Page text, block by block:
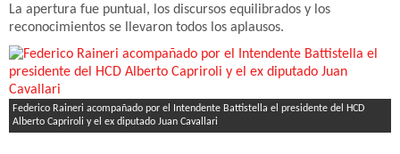
La apertura fue puntual, los discursos equilibrados y los
reconocimientos se llevaron todos los aplausos.
Federico Raineri acompañado por el Intendente Battistella el presidente del HCD
Alberto Capriroli y el ex diputado Juan Cavallari